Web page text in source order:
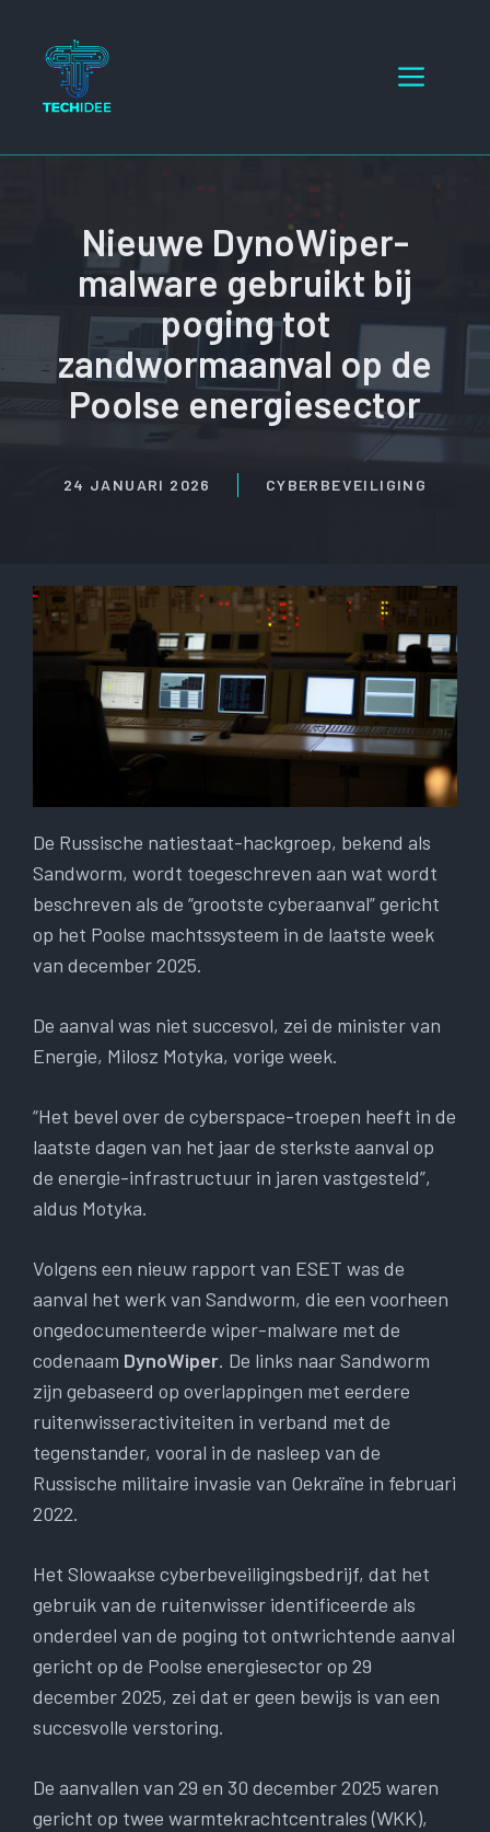
inhoud
Menu
Nieuwe DynoWiper-
malware gebruikt bij
poging tot
zandwormaanval op de
Poolse energiesector
24 JANUARI 2026 CYBERBEVEILIGING
De Russische natiestaat-hackgroep, bekend als
Sandworm, wordt toegeschreven aan wat wordt
beschreven als de “grootste cyberaanval” gericht
op het Poolse machtssysteem in de laatste week
van december 2025.
De aanval was niet succesvol, zei de minister van
Energie, Milosz Motyka, vorige week.
“Het bevel over de cyberspace-troepen heeft in de
laatste dagen van het jaar de sterkste aanval op
de energie-infrastructuur in jaren vastgesteld”,
aldus Motyka.
Volgens een nieuw rapport van ESET was de
aanval het werk van Sandworm, die een voorheen
ongedocumenteerde wiper-malware met de
codenaam DynoWiper. De links naar Sandworm
zijn gebaseerd op overlappingen met eerdere
ruitenwisseractiviteiten in verband met de
tegenstander, vooral in de nasleep van de
Russische militaire invasie van Oekraïne in februari
2022.
Het Slowaakse cyberbeveiligingsbedrijf, dat het
gebruik van de ruitenwisser identificeerde als
onderdeel van de poging tot ontwrichtende aanval
gericht op de Poolse energiesector op 29
december 2025, zei dat er geen bewijs is van een
succesvolle verstoring.
De aanvallen van 29 en 30 december 2025 waren
gericht op twee warmtekrachtcentrales (WKK),